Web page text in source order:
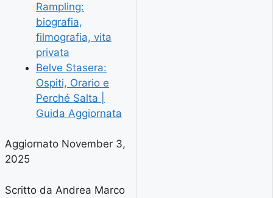
Rampling:
biografia,
filmografia, vita
privata
Belve Stasera:
Ospiti, Orario e
Perché Salta |
Guida Aggiornata
Aggiornato November 3,
2025
Scritto da Andrea Marco